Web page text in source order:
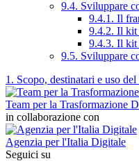
9.4. Sviluppare
9.4.1. Il
9.4.2. Il kit
9.4.3. Il
9.5. Sviluppare
1. Scopo, destinatari e uso
Team per la Trasformazione
in collaborazione con
Agenzia per l'Italia Digitale
Seguici su